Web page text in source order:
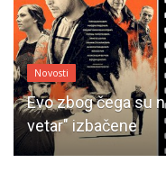
Novosti
Evo zbog čega su
vetar" izbačene